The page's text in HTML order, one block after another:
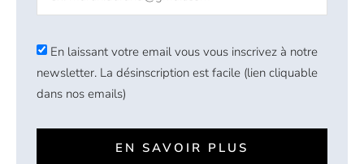
En laissant votre email vous vous inscrivez à notre
newsletter. La désinscription est facile (lien cliquable
dans nos emails)
EN SAVOIR PLUS